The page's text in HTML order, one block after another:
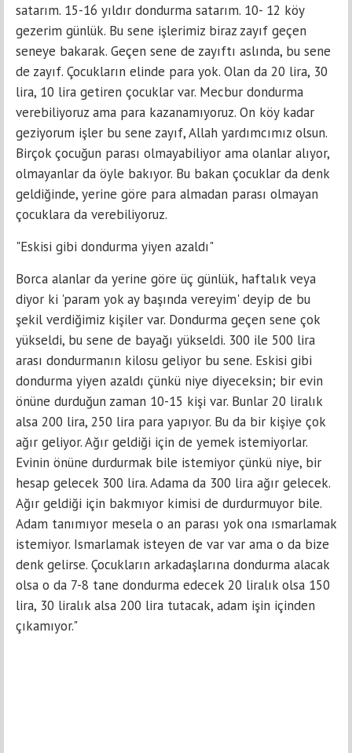
satarım. 15-16 yıldır dondurma satarım. 10- 12 köy
gezerim günlük. Bu sene işlerimiz biraz zayıf geçen
seneye bakarak. Geçen sene de zayıftı aslında, bu sene
de zayıf. Çocukların elinde para yok. Olan da 20 lira, 30
lira, 10 lira getiren çocuklar var. Mecbur dondurma
verebiliyoruz ama para kazanamıyoruz. On köy kadar
geziyorum işler bu sene zayıf, Allah yardımcımız olsun.
Birçok çocuğun parası olmayabiliyor ama olanlar alıyor,
olmayanlar da öyle bakıyor. Bu bakan çocuklar da denk
geldiğinde, yerine göre para almadan parası olmayan
çocuklara da verebiliyoruz.
"Eskisi gibi dondurma yiyen azaldı"
Borca alanlar da yerine göre üç günlük, haftalık veya
diyor ki 'param yok ay başında vereyim' deyip de bu
şekil verdiğimiz kişiler var. Dondurma geçen sene çok
yükseldi, bu sene de bayağı yükseldi. 300 ile 500 lira
arası dondurmanın kilosu geliyor bu sene. Eskisi gibi
dondurma yiyen azaldı çünkü niye diyeceksin; bir evin
önüne durduğun zaman 10-15 kişi var. Bunlar 20 liralık
alsa 200 lira, 250 lira para yapıyor. Bu da bir kişiye çok
ağır geliyor. Ağır geldiği için de yemek istemiyorlar.
Evinin önüne durdurmak bile istemiyor çünkü niye, bir
hesap gelecek 300 lira. Adama da 300 lira ağır gelecek.
Ağır geldiği için bakmıyor kimisi de durdurmuyor bile.
Adam tanımıyor mesela o an parası yok ona ısmarlamak
istemiyor. Ismarlamak isteyen de var var ama o da bize
denk gelirse. Çocukların arkadaşlarına dondurma alacak
olsa o da 7-8 tane dondurma edecek 20 liralık olsa 150
lira, 30 liralık alsa 200 lira tutacak, adam işin içinden
çıkamıyor."